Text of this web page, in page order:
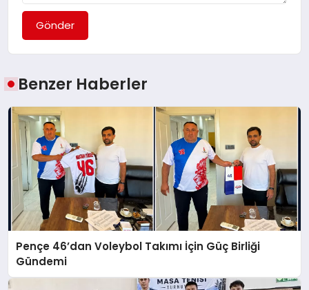
Gönder
Benzer Haberler
Pençe 46’dan Voleybol Takımı İçin Güç Birliği
Gündemi